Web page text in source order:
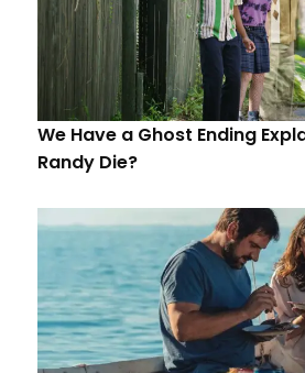
We Have a Ghost Ending
Randy Die?